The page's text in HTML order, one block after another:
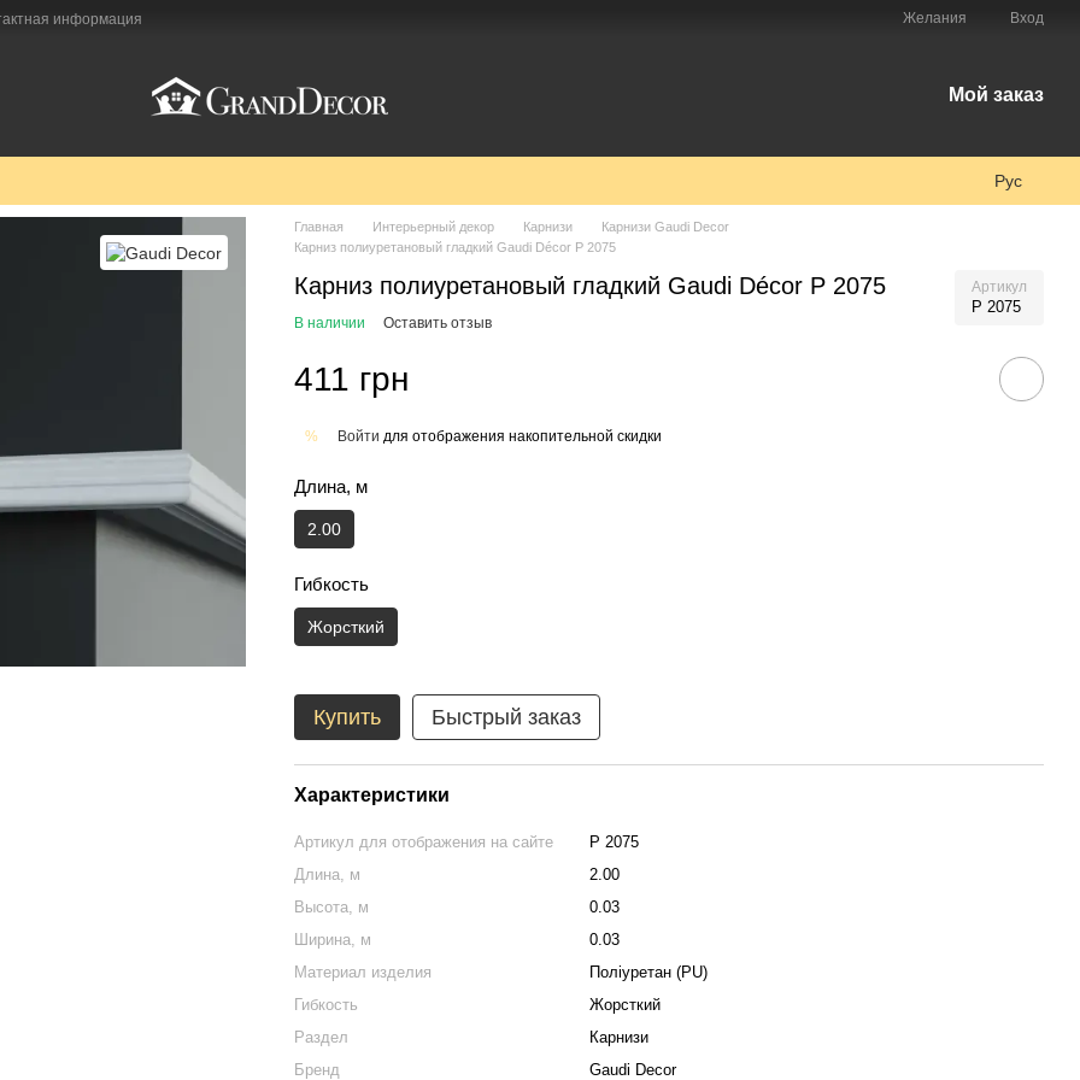
информация Желания Вход
Мой заказ
Рус
Главная Интерьерный декор Карнизи
Карнизи Gaudi Decor
Карниз полиуретановый гладкий Gaudi Décor P 2075
Карниз полиуретановый гладкий Gaudi Décor P 2075 Артикул
P 2075
В наличии Оставить отзыв
411 грн
% Войти для отображения накопительной скидки
Длина, м
2.00
Гибкость
Жорсткий
Купить Быстрый заказ
Характеристики
Артикул для отображения на сайте
P 2075
Длина, м
2.00
Высота, м
0.03
Ширина, м
0.03
Материал изделия
Поліуретан (PU)
Гибкость
Жорсткий
Раздел
Карнизи
Бренд
Gaudi Decor